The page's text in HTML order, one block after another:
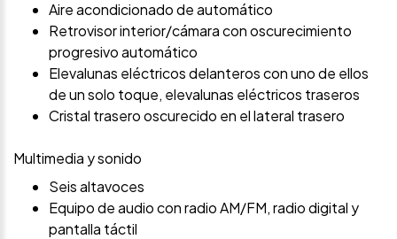
Aire acondicionado de automático
Retrovisor interior/cámara con oscurecimiento
progresivo automático
Elevalunas eléctricos delanteros con uno de ellos
de un solo toque, elevalunas eléctricos traseros
Cristal trasero oscurecido en el lateral trasero
Multimedia y sonido
Seis altavoces
Equipo de audio con radio AM/FM, radio digital y
pantalla táctil